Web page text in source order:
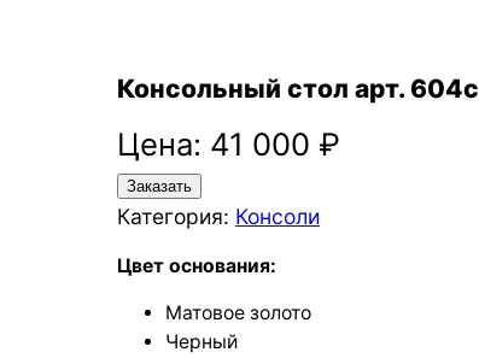
Консольный стол арт. 604с
Цена: 41 000 ₽
Заказать
Категория: Консоли
Цвет основания:
Матовое золото
Черный